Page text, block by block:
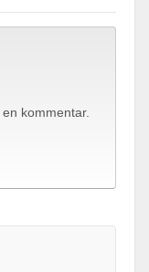
kommentar.